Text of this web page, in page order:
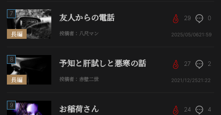
長編
7 友人からの電話
投稿者：八尺マン
29 0
2025/05/0621:59
長編
8 予知と肝試しと悪寒の話
投稿者：赤壁二世
27 2
2021/12/2521:22
9 お稲荷さん 24 4